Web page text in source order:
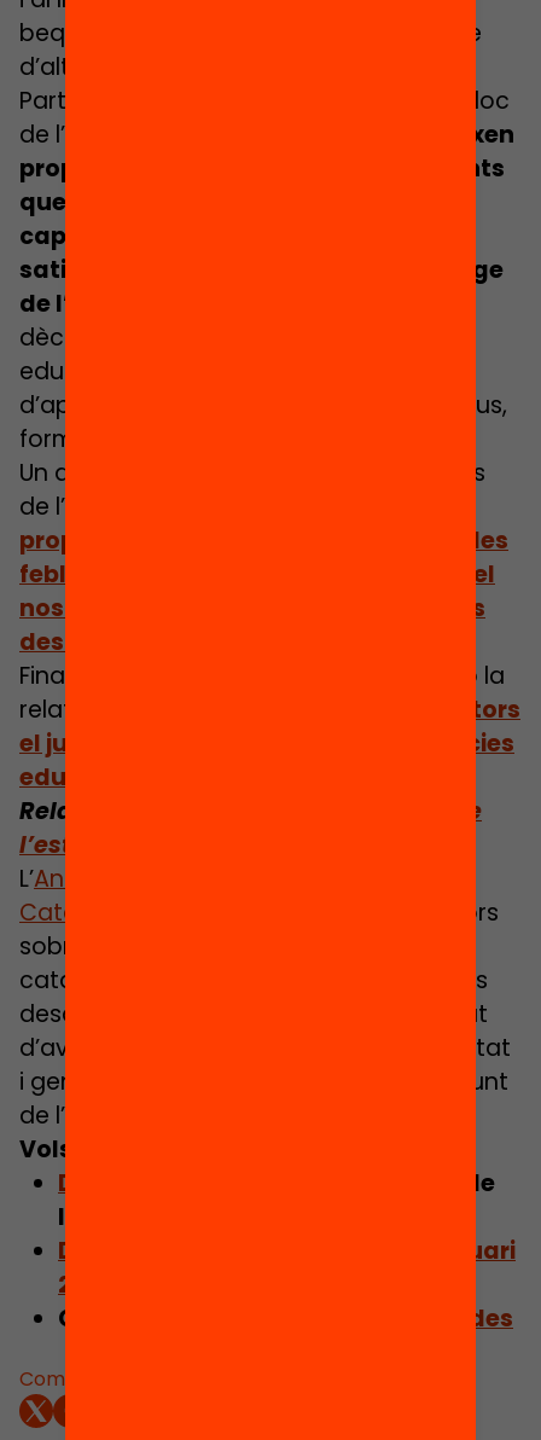
Comparteix:
beques i en la despesa educativa, entre
d’altres.
Partint d’aquesta realitat, en el segon bloc
de l’Anuari, els autors
analitzen i ofereixen
propostes al voltant dels desafiaments
que planteja la necessitat d’avançar
cap a un sistema educatiu capaç de
satisfer les necessitats d’aprenentatge
de l’alumnat
dècades del segle XXI: innovació
educativa, noves necessitats
d’aprenentatge, temps i espais educatius,
forma-ció docent, TIC, equitat.
Un darrer capítol, a càrrec dels directors
de l’Anuari, esbossa un seguit de
propostes per afrontar i superar tant les
febleses i mancances que arrossega el
nostre sistema educatiu com els nous
desafiaments a què s’enfronta.
Finalment, s’hi inclou una addenda amb la
relatoria del
debat mantingut pels autors
el juliol del 2020 sobre les conseqüències
educatives de la crisi de la covid-19.
Relacionat:
La Fundació Bofill alerta de
l’estancament del sistema educatiu
L’Anuari 2020: L’Estat de l’educació a
Catalunya
revisa els principals indicadors
sobre la realitat del sistema educatiu
català i aporta propostes al voltant dels
desafiaments que planteja la necessitat
d’avançar cap a una educació de qualitat
i generadora d’oportunitats per al conjunt
de l’alumnat.
Vols saber-ne més?
Descarrega el dossier de premsa
de
l’Anuari
Descarrega l’Informe Breu de l’Anuari
2020
Consulta les
publicacions vinculades